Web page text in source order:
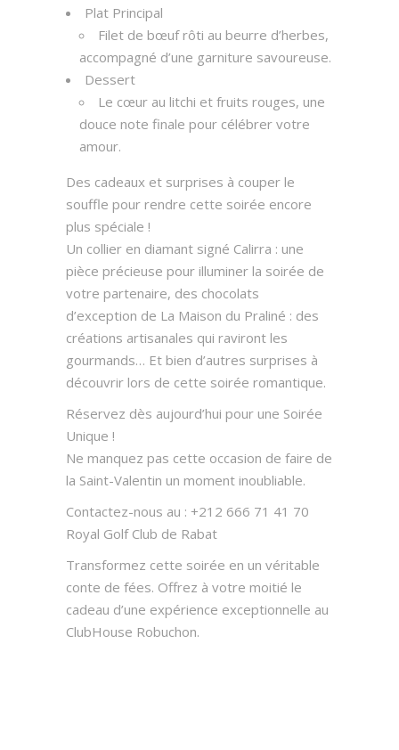
Plat Principal
Filet de bœuf rôti au beurre d’herbes,
accompagné d’une garniture savoureuse.
Dessert
Le cœur au litchi et fruits rouges, une
douce note finale pour célébrer votre
amour.
Des cadeaux et surprises à couper le
souffle pour rendre cette soirée encore
plus spéciale !
Un collier en diamant signé Calirra : une
pièce précieuse pour illuminer la soirée de
votre partenaire, des chocolats
d’exception de La Maison du Praliné : des
créations artisanales qui raviront les
gourmands… Et bien d’autres surprises à
découvrir lors de cette soirée romantique.
Réservez dès aujourd’hui pour une Soirée
Unique !
Ne manquez pas cette occasion de faire de
la Saint-Valentin un moment inoubliable.
Contactez-nous au : +212 666 71 41 70
Royal Golf Club de Rabat
Transformez cette soirée en un véritable
conte de fées. Offrez à votre moitié le
cadeau d’une expérience exceptionnelle au
ClubHouse Robuchon.